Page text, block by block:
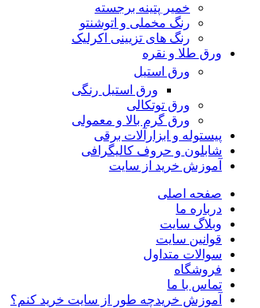
خمیر پتینه برجسته
رنگ مخملی و اتوشنتو
رنگ های تزیینی اکرلیک
ورق طلا و نقره
ورق استیل
ورق استیل رنگی
ورق توتکالی
ورق گرم بالا و معمولی
پیستوله و ابزارآلات برقی
شابلون و حروف کالیگرافی
آموزش خرید از سایت
صفحه اصلی
درباره ما
وبلاگ سایت
قوانین سایت
سوالات متداول
فروشگاه
تماس با ما
آموزش خریدچه طور از سایت خرید کنم؟